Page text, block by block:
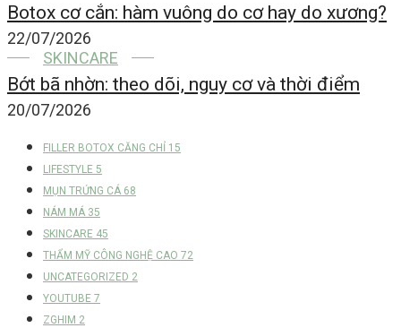
Botox cơ cắn: hàm vuông do cơ hay do xương?
22/07/2026
SKINCARE
Bớt bã nhờn: theo dõi, nguy cơ và thời điểm
20/07/2026
FILLER BOTOX CĂNG CHỈ 15
LIFESTYLE 5
MỤN TRỨNG CÁ 68
NÁM MÁ 35
SKINCARE 45
THẨM MỸ CÔNG NGHỆ CAO 72
UNCATEGORIZED 2
YOUTUBE 7
ZGHIM 2